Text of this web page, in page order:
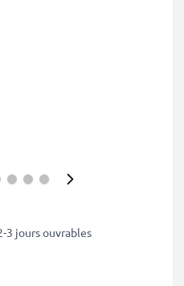
3 jours ouvrables